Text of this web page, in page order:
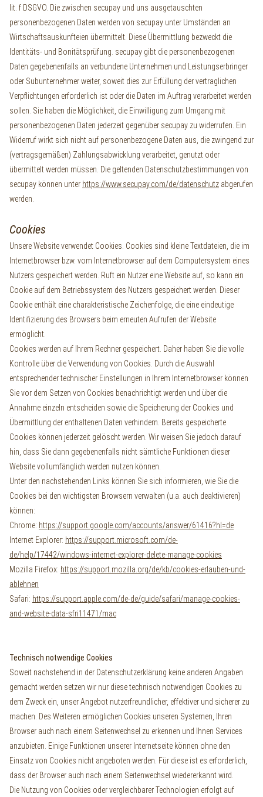
lit. f DSGVO. Die zwischen secupay und uns ausgetauschten
personenbezogenen Daten werden von secupay unter Umständen an
Wirtschaftsauskunfteien übermittelt. Diese Übermittlung bezweckt die
Identitäts- und Bonitätsprüfung. secupay gibt die personenbezogenen
Daten gegebenenfalls an verbundene Unternehmen und Leistungserbringer
oder Subunternehmer weiter, soweit dies zur Erfüllung der vertraglichen
Verpflichtungen erforderlich ist oder die Daten im Auftrag verarbeitet werden
sollen. Sie haben die Möglichkeit, die Einwilligung zum Umgang mit
personenbezogenen Daten jederzeit gegenüber secupay zu widerrufen. Ein
Widerruf wirkt sich nicht auf personenbezogene Daten aus, die zwingend zur
(vertragsgemäßen) Zahlungsabwicklung verarbeitet, genutzt oder
übermittelt werden müssen. Die geltenden Datenschutzbestimmungen von
secupay können unter https://www.secupay.com/de/datenschutz abgerufen
werden.
Cookies
Unsere Website verwendet Cookies. Cookies sind kleine Textdateien, die im
Internetbrowser bzw. vom Internetbrowser auf dem Computersystem eines
Nutzers gespeichert werden. Ruft ein Nutzer eine Website auf, so kann ein
Cookie auf dem Betriebssystem des Nutzers gespeichert werden. Dieser
Cookie enthält eine charakteristische Zeichenfolge, die eine eindeutige
Identifizierung des Browsers beim erneuten Aufrufen der Website
ermöglicht.
Cookies werden auf Ihrem Rechner gespeichert. Daher haben Sie die volle
Kontrolle über die Verwendung von Cookies. Durch die Auswahl
entsprechender technischer Einstellungen in Ihrem Internetbrowser können
Sie vor dem Setzen von Cookies benachrichtigt werden und über die
Annahme einzeln entscheiden sowie die Speicherung der Cookies und
Übermittlung der enthaltenen Daten verhindern. Bereits gespeicherte
Cookies können jederzeit gelöscht werden. Wir weisen Sie jedoch darauf
hin, dass Sie dann gegebenenfalls nicht sämtliche Funktionen dieser
Website vollumfänglich werden nutzen können.
Unter den nachstehenden Links können Sie sich informieren, wie Sie die
Cookies bei den wichtigsten Browsern verwalten (u.a. auch deaktivieren)
können:
Chrome: https://support.google.com/accounts/answer/61416?hl=de
Internet Explorer: https://support.microsoft.com/de-
de/help/17442/windows-internet-explorer-delete-manage-cookies
Mozilla Firefox: https://support.mozilla.org/de/kb/cookies-erlauben-und-
ablehnen
Safari: https://support.apple.com/de-de/guide/safari/manage-cookies-
and-website-data-sfri11471/mac
Technisch notwendige Cookies
Soweit nachstehend in der Datenschutzerklärung keine anderen Angaben
gemacht werden setzen wir nur diese technisch notwendigen Cookies zu
dem Zweck ein, unser Angebot nutzerfreundlicher, effektiver und sicherer zu
machen. Des Weiteren ermöglichen Cookies unseren Systemen, Ihren
Browser auch nach einem Seitenwechsel zu erkennen und Ihnen Services
anzubieten. Einige Funktionen unserer Internetseite können ohne den
Einsatz von Cookies nicht angeboten werden. Für diese ist es erforderlich,
dass der Browser auch nach einem Seitenwechsel wiedererkannt wird.
Die Nutzung von Cookies oder vergleichbarer Technologien erfolgt auf